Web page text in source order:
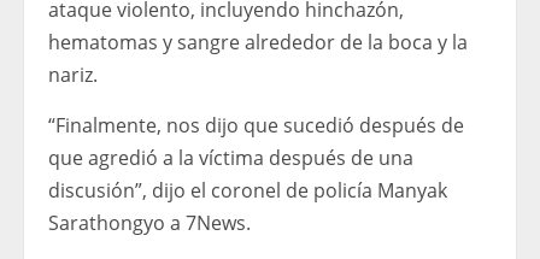
ataque violento, incluyendo hinchazón,
hematomas y sangre alrededor de la boca y la
nariz.
“Finalmente, nos dijo que sucedió después de
que agredió a la víctima después de una
discusión”, dijo el coronel de policía Manyak
Sarathongyo a 7News.